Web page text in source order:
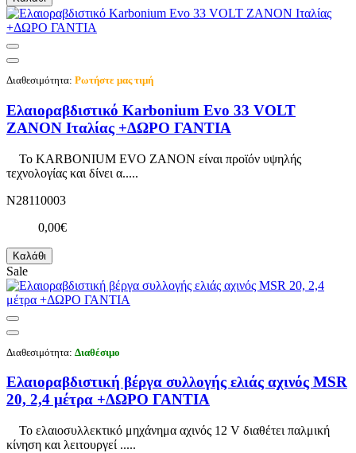
Διαθεσιμότητα: Ρωτήστε μας τιμή
Ελαιοραβδιστικό Karbonium Evo 33 VOLT
ZANON Ιταλίας +ΔΩΡΟ ΓΑΝΤΙΑ
To KARBONIUM EVO ZANON είναι προϊόν υψηλής
τεχνολογίας και δίνει α.....
N28110003
0,00€
Καλάθι
Sale
Διαθεσιμότητα: Διαθέσιμο
Ελαιοραβδιστική βέργα συλλογής ελιάς αχινός MSR
20, 2,4 μέτρα +ΔΩΡΟ ΓΑΝΤΙΑ
Το ελαιοσυλλεκτικό μηχάνημα αχινός 12 V διαθέτει παλμική
κίνηση και λειτουργεί .....